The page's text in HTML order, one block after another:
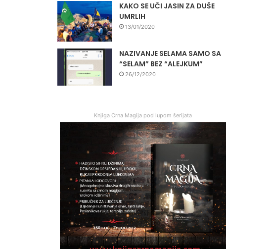
KAKO SE UČI JASIN ZA DUŠE
UMRLIH
13/01/2020
NAZIVANJE SELAMA SAMO SA
“SELAM” BEZ “ALEJKUM”
26/12/2020
Knjiga Crna Magija pod lupom šerijata